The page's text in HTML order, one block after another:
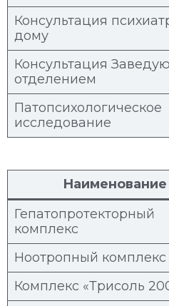
Консультация
дому
Консультация
отделением
Патопсихологическое
исследование
Наименование
Гепатопротекторный
комплекс
Ноотропный комплекс
Комплекс «Трисоль